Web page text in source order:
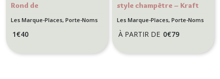
Rond de
Motif Fleurs des
Les Marque-Places, Porte-Noms
1€40
style champêtre – Kraft
Les Marque-Places, Porte-Noms
À PARTIR DE 0€79